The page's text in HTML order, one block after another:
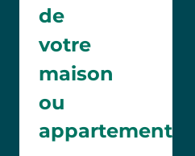
de
votre
maison
ou
appartement